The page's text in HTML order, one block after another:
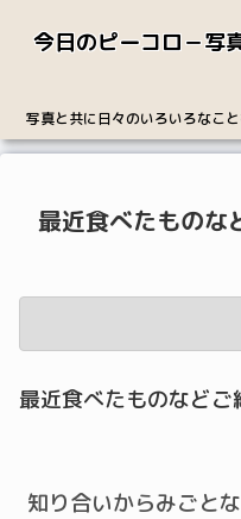
今日のピーコロ－写
写真と共に日々のいろいろなこ
最近食べたものな
最近食べたものなど
知り合いからみごと